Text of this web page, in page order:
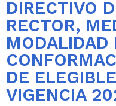
DIRECTIVO
RECTOR,
MODALIDAD
DE
VIGENCIA